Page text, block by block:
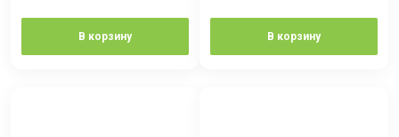
В корзину В корзину